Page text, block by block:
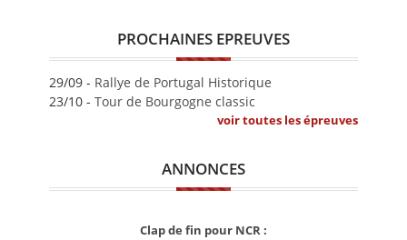
PROCHAINES EPREUVES
29/09 - Rallye de Portugal Historique
23/10 - Tour de Bourgogne classic
voir toutes les épreuves
ANNONCES
Clap de fin pour NCR :